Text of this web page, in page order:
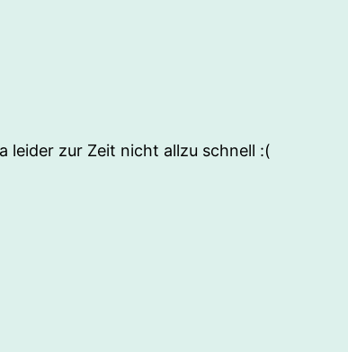
leider zur Zeit nicht allzu schnell :(